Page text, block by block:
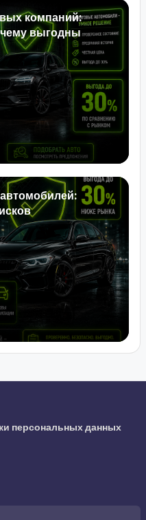
компаний:
выгодны
персональных данных